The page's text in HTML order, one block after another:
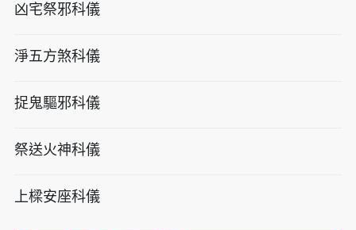
凶宅祭邪科儀
淨五方煞科儀
捉鬼驅邪科儀
祭送火神科儀
上樑安座科儀